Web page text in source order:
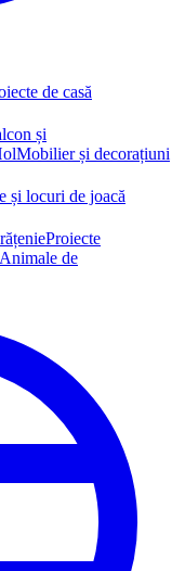
de casă
și
Mobilier și decorațiuni
și locuri de joacă
Proiecte
Animale de